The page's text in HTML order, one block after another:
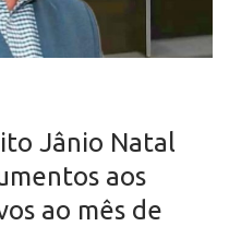
Jânio Natal
aos
ao mês de